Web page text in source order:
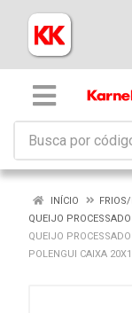
INÍCIO
QUEIJO PROCESSADO
QUEIJO
POLENGUI CAIXA